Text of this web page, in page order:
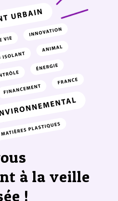
à la veille
!